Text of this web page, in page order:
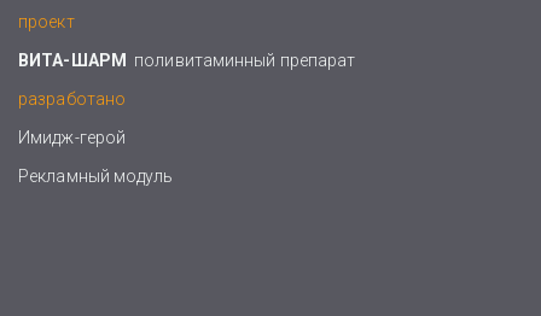
проект
ВИТА-ШАРМ
поливитаминный препарат
разработано
Имидж-герой
Рекламный модуль